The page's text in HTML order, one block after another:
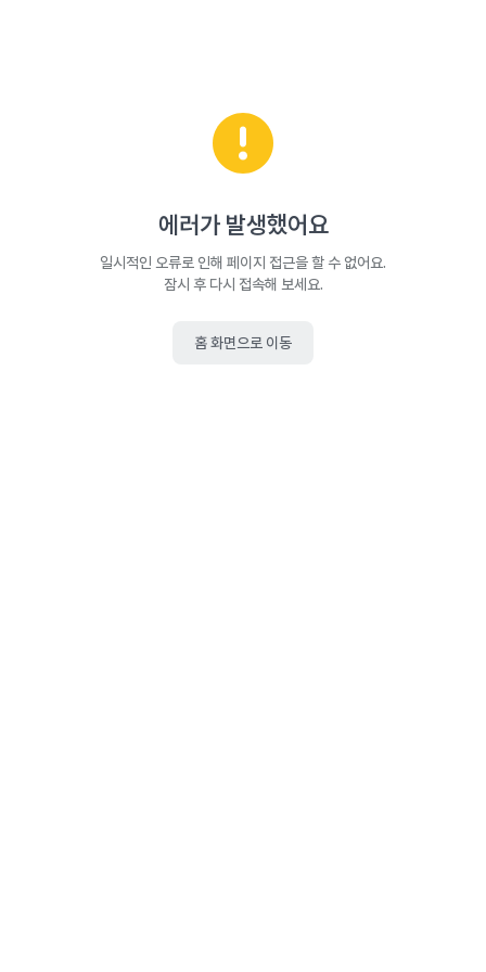
에러가 발생했어요
일시적인 오류로 인해 페이지 접근을 할 수 없어요.
잠시 후 다시 접속해 보세요.
홈 화면으로 이동